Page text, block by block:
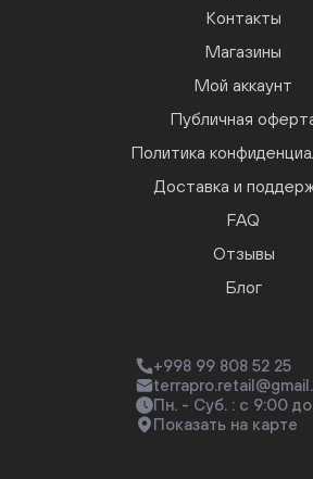
Контакты
Магазины
Мой аккаунт
Публичная
Политика
Доставка и
FAQ
Отзывы
Блог
+998 99 808 52 25
Пн. - Суб. : с 9:00
Показать на карте